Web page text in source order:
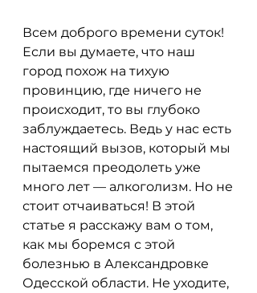
Всем доброго времени суток!
Если вы думаете, что наш
город похож на тихую
провинцию, где ничего не
происходит, то вы глубоко
заблуждаетесь. Ведь у нас есть
настоящий вызов, который мы
пытаемся преодолеть уже
много лет — алкоголизм. Но не
стоит отчаиваться! В этой
статье я расскажу вам о том,
как мы боремся с этой
болезнью в Александровке
Одесской области. Не уходите,